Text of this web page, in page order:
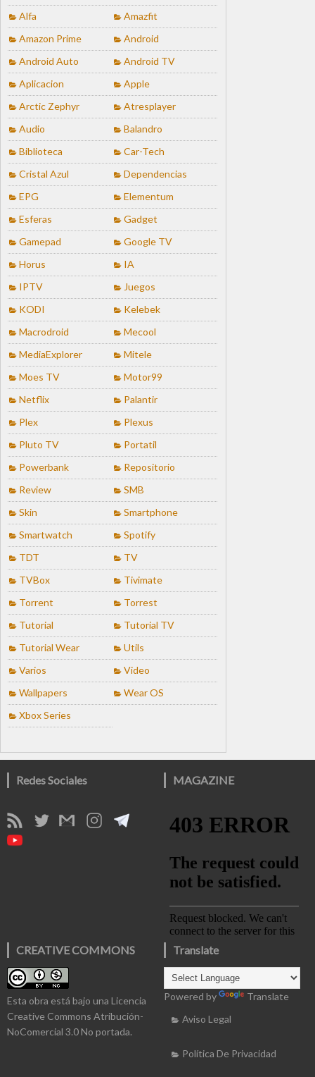
Alfa
Amazfit
Amazon Prime
Android
Android Auto
Android TV
Aplicacion
Apple
Arctic Zephyr
Atresplayer
Audio
Balandro
Biblioteca
Car-Tech
Cristal Azul
Dependencias
EPG
Elementum
Esferas
Gadget
Gamepad
Google TV
Horus
IA
IPTV
Juegos
KODI
Kelebek
Macrodroid
Mecool
MediaExplorer
Mitele
Moes TV
Motor99
Netflix
Palantir
Plex
Plexus
Pluto TV
Portatil
Powerbank
Repositorio
Review
SMB
Skin
Smartphone
Smartwatch
Spotify
TDT
TV
TVBox
Tivimate
Torrent
Torrest
Tutorial
Tutorial TV
Tutorial Wear
Utils
Varios
Video
Wallpapers
Wear OS
Xbox Series
Redes Sociales MAGAZINE
CREATIVE COMMONS
Esta obra está bajo una Licencia
Creative Commons Atribución-
NoComercial 3.0 No portada.
Translate
Powered by
Translate
Aviso Legal
Política De Privacidad